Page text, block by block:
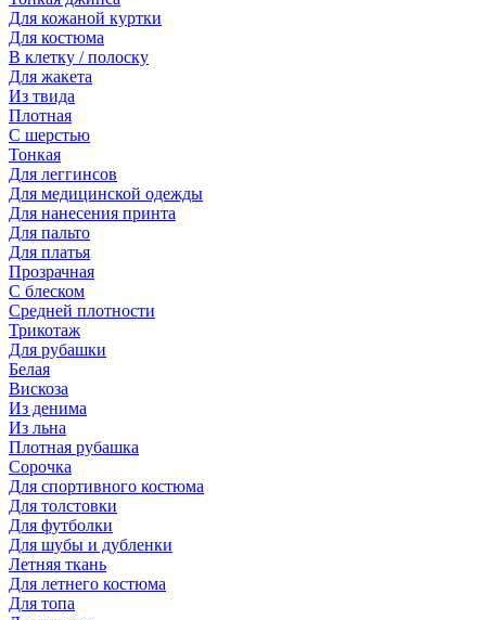
Для кожаной куртки
Для костюма
В клетку / полоску
Для жакета
Из твида
Плотная
С шерстью
Тонкая
Для леггинсов
Для медицинской одежды
Для нанесения принта
Для пальто
Для платья
Прозрачная
С блеском
Средней плотности
Трикотаж
Для рубашки
Белая
Вискоза
Из денима
Из льна
Плотная рубашка
Сорочка
Для спортивного костюма
Для толстовки
Для футболки
Для шубы и дубленки
Летняя ткань
Для летнего костюма
Для топа